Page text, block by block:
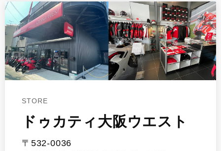
STORE
ドゥカティ大阪ウエスト
〒532-0036